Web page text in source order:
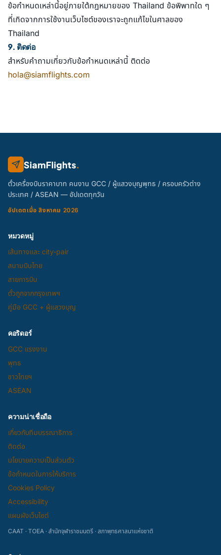
ข้อกำหนดเหล่านี้อยู่ภายใต้กฎหมายของ Thailand ข้อพิพาทใด ๆ
ที่เกิดจากการใช้งานเว็บไซต์ของเราจะถูกแก้ไขในศาลของ
Thailand
9. ติดต่อ
สำหรับคำถามเกี่ยวกับข้อกำหนดเหล่านี้ ติดต่อ
hola@siamflights.com
SiamFlights.
ตั๋วเครื่องบินราคาบาท คนงาน GCC / ผู้แสวงบุญพุทธ / ครอบครัวต่าง
ประเทศ / ASEAN — อัปเดตทุกวัน
อัปเดตเมื่อ สิงหาคม 2026
หมวดหมู่
เส้นทางและ city-pair
สนามบินไทย
สายการบิน
ตั๋วถูกจากกรุงเทพฯ
คู่มือ GCC + ผู้แสวงบุญ
คอริดอร์
GCC แรงงาน
พุทธ
ชาวไทยฯ
ASEAN
ความน่าเชื่อถือ
เกี่ยวกับทีมบรรณาธิการ
ติดต่อ
นโยบายความเป็นส่วนตัว
ข้อกำหนดในการให้บริการ
Cookies Policy
Accessibility
แผนผังเว็บไซต์
CAAT · TOEA · สำนักจุฬาราชมนตรี · สภาพุทธศาสนาแห่งชาติ